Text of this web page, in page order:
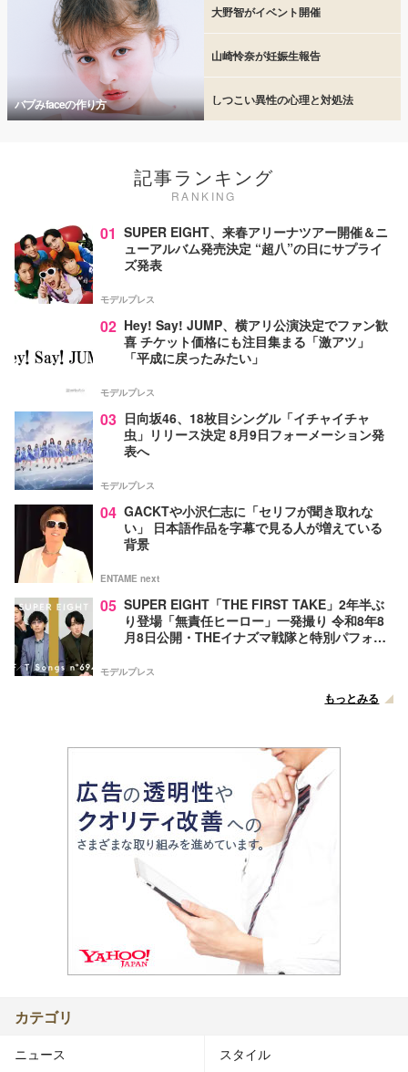
バブみfaceの作り方
大野智がイベント開催
山崎怜奈が妊娠生報告
しつこい異性の心理と対処法
記事ランキング
RANKING
01 SUPER EIGHT、来春アリーナツアー開催＆ニ
ューアルバム発売決定 “超八”の日にサプライ
ズ発表
モデルプレス
02 Hey! Say! JUMP、横アリ公演決定でファン歓
喜 チケット価格にも注目集まる「激アツ」
「平成に戻ったみたい」
モデルプレス
03 日向坂46、18枚目シングル「イチャイチャ
虫」リリース決定 8月9日フォーメーション発
表へ
モデルプレス
04 GACKTや小沢仁志に「セリフが聞き取れな
い」 日本語作品を字幕で見る人が増えている
背景
ENTAME next
05 SUPER EIGHT「THE FIRST TAKE」2年半ぶ
り登場「無責任ヒーロー」一発撮り 令和8年8
月8日公開・THEイナズマ戦隊と特別パフォー
モデルプレス
もっとみる
カテゴリ
ニュース スタイル